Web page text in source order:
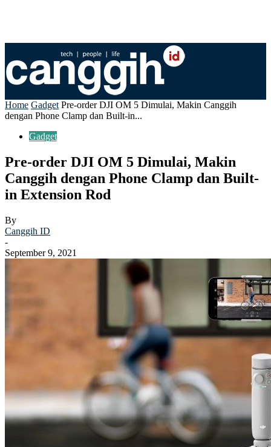
Home Gadget Pre-order DJI OM 5 Dimulai, Makin Canggih
dengan Phone Clamp dan Built-in...
Gadget
Pre-order DJI OM 5 Dimulai, Makin
Canggih dengan Phone Clamp dan Built-
in Extension Rod
By
Canggih ID
-
September 9, 2021